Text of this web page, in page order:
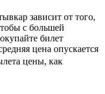
зависит от того,
с большей
билет
цена опускается
цены, как